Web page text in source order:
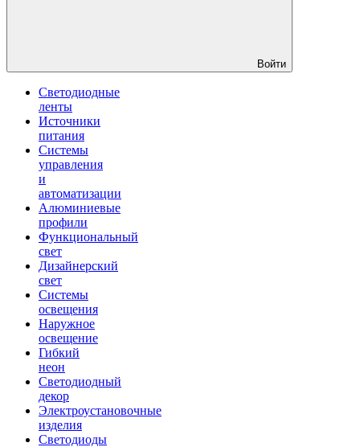
Войти
Светодиодные
ленты
Источники
питания
Системы
управления
и
автоматизации
Алюминиевые
профили
Функциональный
свет
Дизайнерский
свет
Системы
освещения
Наружное
освещение
Гибкий
неон
Светодиодный
декор
Электроустановочные
изделия
Светодиоды